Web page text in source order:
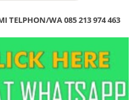
TELPHON/WA 085 213 974 463